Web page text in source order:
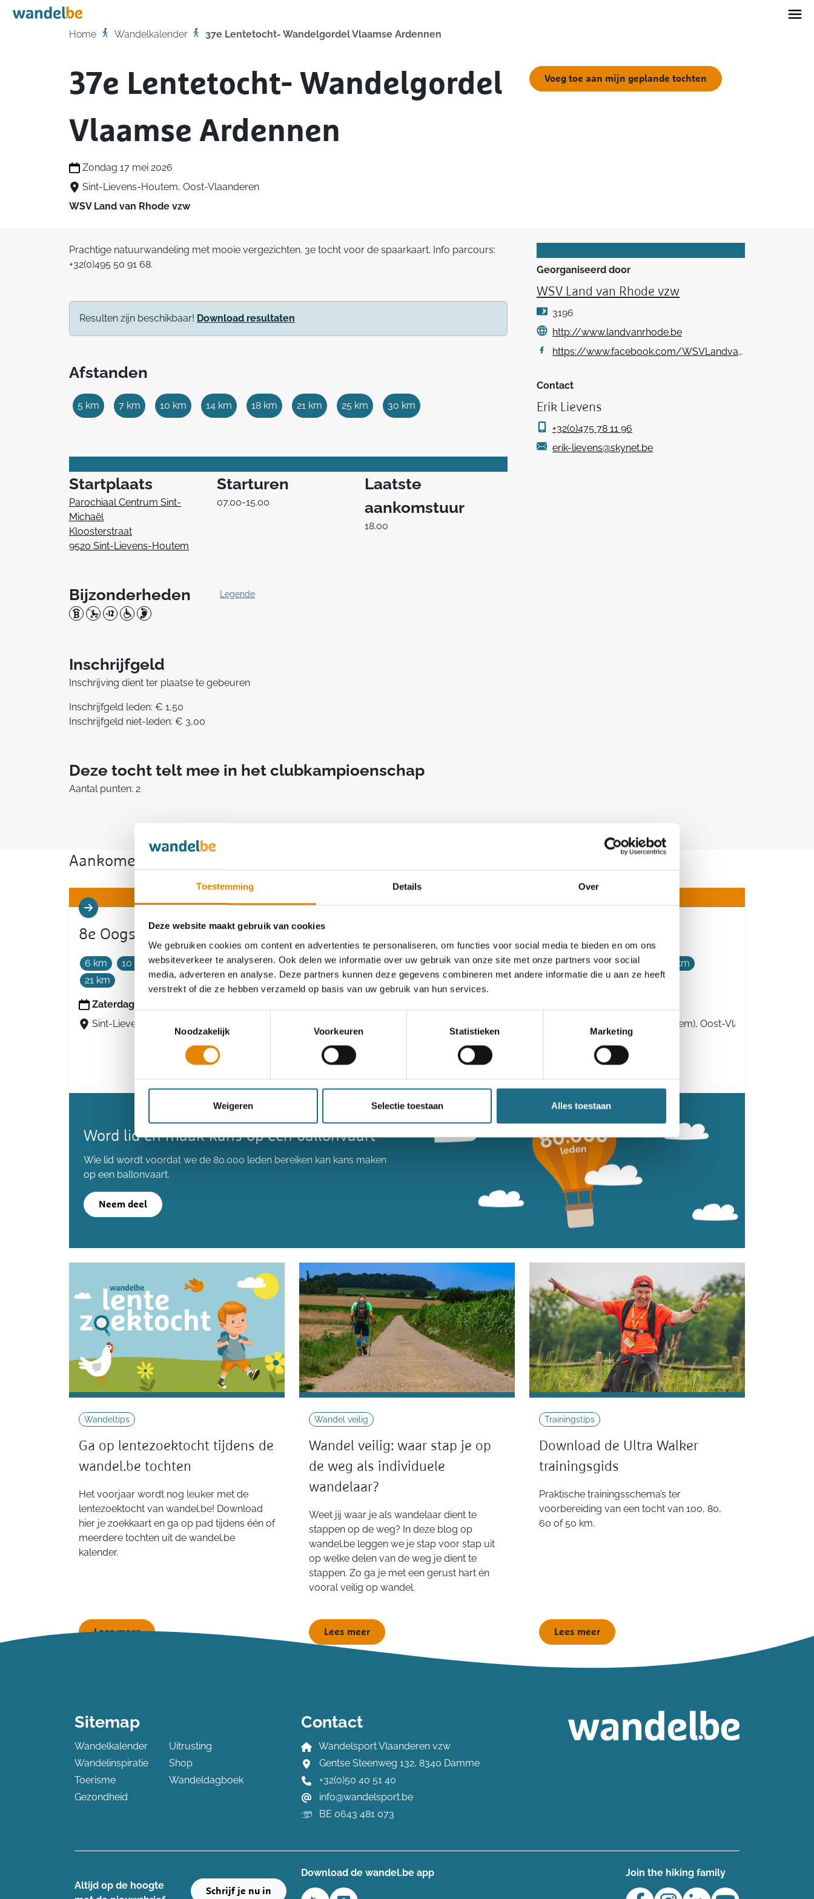
Toestemming Details Over
Deze website maakt gebruik van cookies
We gebruiken cookies om content en advertenties te personaliseren, om functies voor social media te bieden en om ons
websiteverkeer te analyseren. Ook delen we informatie over uw gebruik van onze site met onze partners voor social
media, adverteren en analyse. Deze partners kunnen deze gegevens combineren met andere informatie die u aan ze heeft
verstrekt of die ze hebben verzameld op basis van uw gebruik van hun services.
Noodzakelijk
Voorkeuren Statistieken Marketing
Weigeren Selectie toestaan Alles toestaan
Home
Home Wandelkalender 37e Lentetocht- Wandelgordel Vlaamse Ardennen
37e Lentetocht- Wandelgordel
Vlaamse Ardennen
Zondag 17 mei 2026
Sint-Lievens-Houtem, Oost-Vlaanderen
WSV Land van Rhode vzw
Voeg toe aan mijn geplande tochten
Prachtige natuurwandeling met mooie vergezichten. 3e tocht voor de spaarkaart. Info parcours:
+32(0)495 50 91 68.
Resulten zijn beschikbaar! Download resultaten
Afstanden
5 km 7 km 10 km 14 km 18 km 21 km 25 km 30 km
Startplaats
Parochiaal Centrum Sint-
Michaël
Kloosterstraat
9520 Sint-Lievens-Houtem
Starturen
07.00-15.00
Laatste
aankomstuur
18.00
Bijzonderheden Legende
Inschrijfgeld
Inschrijving dient ter plaatse te gebeuren
Inschrijfgeld leden: € 1,50
Inschrijfgeld niet-leden: € 3,00
Deze tocht telt mee in het clubkampioenschap
Aantal punten: 2
Georganiseerd door
WSV Land van Rhode vzw
3196
http://www.landvanrhode.be
https://www.facebook.com/WSVLandvanRhode/
Contact
Erik Lievens
+32(0)475 78 11 96
erik-lievens@skynet.be
Aankomende wandeltochten van deze club
8e Oogsttocht
6 km 10 km 14 km
18 km
21 km
Zaterdag 15 augustus 2026
Sint-Lievens-Houtem, Oost-Vlaanderen
26ste Deliriumtocht -
Wandelgordel Vlaamse
Ardennen
6 km 12 km 18 km 21 km
25 km
35 km
Zaterdag 26 september 2026
6 km 10 km 14 km
18 km
21 km
Bavegem (Sint-Lievens-Houtem), Oost-Vlaanderen
Word lid en maak kans op een ballonvaart
Wie lid wordt voordat we de 80.000 leden bereiken kan kans maken
op een ballonvaart.
Neem deel
Wandeltips
Ga op lentezoektocht tijdens de
wandel.be tochten
Het voorjaar wordt nog leuker met de
lentezoektocht van wandel.be! Download
hier je zoekkaart en ga op pad tijdens één of
meerdere tochten uit de wandel.be
kalender.
Lees meer
Wandel veilig
Wandel veilig: waar stap je op
de weg als individuele
wandelaar?
Weet jij waar je als wandelaar dient te
stappen op de weg? In deze blog op
wandel.be leggen we je stap voor stap uit
op welke delen van de weg je dient te
stappen. Zo ga je met een gerust hart én
vooral veilig op wandel.
Lees meer
Trainingstips
Download de Ultra Walker
trainingsgids
Praktische trainingsschema’s ter
voorbereiding van een tocht van 100, 80,
60 of 50 km.
Lees meer
Sitemap
Wandelkalender
Wandelinspiratie
Toerisme
Gezondheid
Uitrusting
Shop
Wandeldagboek
Contact
Wandelsport Vlaanderen vzw
Gentse Steenweg 132, 8340 Damme
+32(0)50 40 51 40
info@wandelsport.be
BE 0643 481 073
Altijd op de hoogte ​
Schrijf je nu in
Download de wandel.be app Join the hiking family